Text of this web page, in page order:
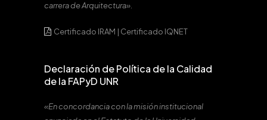
carrera de Arquitectura».
Certificado IRAM | Certificado IQNET
Declaración de Política de la Calidad
de la FAPyD UNR
«En concordancia con la misión institucional